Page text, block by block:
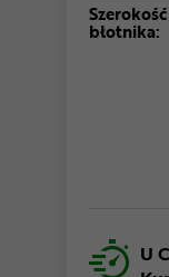
Szerokość
błotnika:
U